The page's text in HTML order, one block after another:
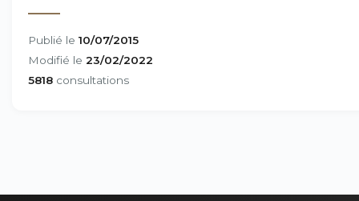
Publié le 10/07/2015
Modifié le 23/02/2022
5818 consultations